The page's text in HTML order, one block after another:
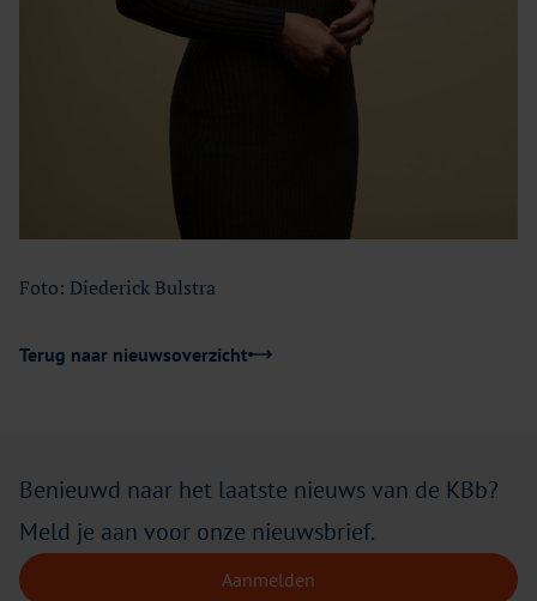
Foto: Diederick Bulstra
Terug naar nieuwsoverzicht
Benieuwd naar het laatste nieuws van de KBb?
Meld je aan voor onze nieuwsbrief.
Aanmelden